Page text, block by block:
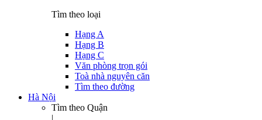
Tìm theo loại
Hạng A
Hạng B
Hạng C
Văn phòng trọn gói
Toà nhà nguyên căn
Tìm theo đường
Hà Nội
Tìm theo Quận
|